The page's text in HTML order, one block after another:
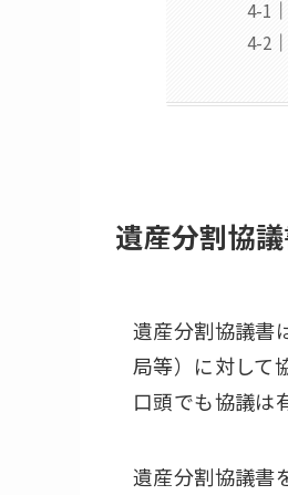
遺産分割協
遺産分割協議書
局等）に対して
口頭でも協議は
遺産分割協議書